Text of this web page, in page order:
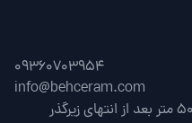
09360703954
info@behceram.com
فارس، شیراز، جاده شیراز سپیدان، 500 متر بعد از انتهای زیرگذر